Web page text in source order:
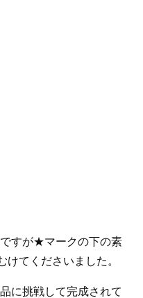
すが★マークの下の素
てくださいました。
に挑戦して完成されて